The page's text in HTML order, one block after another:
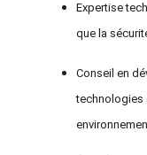
Expertise
que la
Conseil en
technologies